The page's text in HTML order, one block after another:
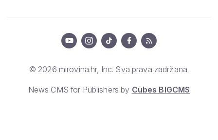
© 2026 mirovina.hr, Inc. Sva prava zadržana.
News CMS for Publishers by Cubes BIGCMS